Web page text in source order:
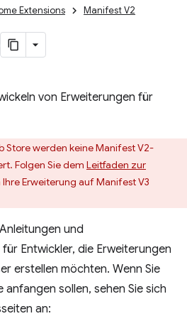
Extensions Manifest V2
von Erweiterungen für
Store werden keine Manifest V2-
Folgen Sie dem Leitfaden zur
Ihre Erweiterung auf Manifest V3
und
Entwickler, die Erweiterungen
erstellen möchten. Wenn Sie
anfangen sollen, sehen Sie sich
an: